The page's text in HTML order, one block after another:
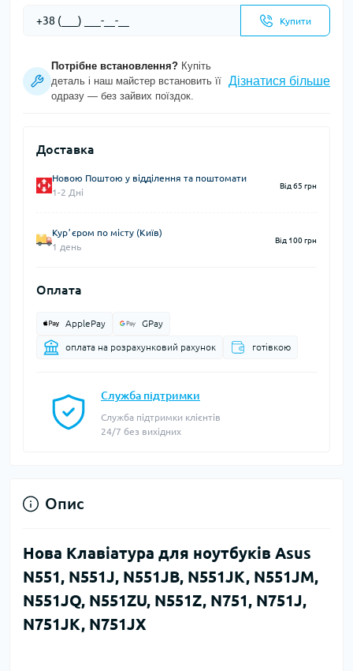
Купити
Потрібне встановлення? Купіть
деталь і наш майстер встановить її
одразу — без зайвих поїздок.
Дізнатися більше
Доставка
Новою Поштою у відділення та поштомати
1-2 Дні
Від 65 грн
Курʼєром по місту (Київ)
1 день
Від 100 грн
Оплата
ApplePay GPay
оплата на розрахунковий рахунок готівкою
Служба підтримки
Служба підтримки клієнтів
24/7 без вихідних
Опис
Нова Клавіатура для ноутбуків Asus
N551, N551J, N551JB, N551JK, N551JM,
N551JQ, N551ZU, N551Z, N751, N751J,
N751JK, N751JX